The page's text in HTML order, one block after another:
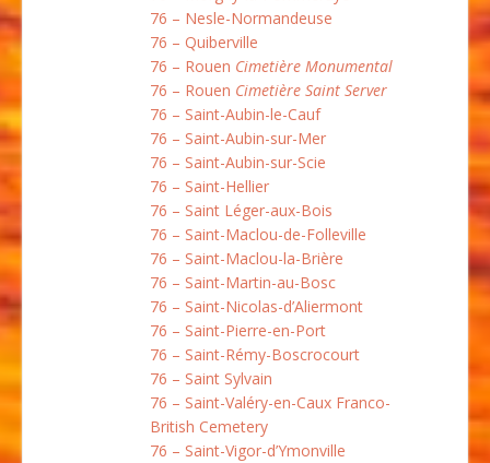
76 – Nesle-Normandeuse
76 – Quiberville
76 – Rouen Cimetière Monumental
76 – Rouen Cimetière Saint Server
76 – Saint-Aubin-le-Cauf
76 – Saint-Aubin-sur-Mer
76 – Saint-Aubin-sur-Scie
76 – Saint-Hellier
76 – Saint Léger-aux-Bois
76 – Saint-Maclou-de-Folleville
76 – Saint-Maclou-la-Brière
76 – Saint-Martin-au-Bosc
76 – Saint-Nicolas-d’Aliermont
76 – Saint-Pierre-en-Port
76 – Saint-Rémy-Boscrocourt
76 – Saint Sylvain
76 – Saint-Valéry-en-Caux Franco-
British Cemetery
76 – Saint-Vigor-d’Ymonville